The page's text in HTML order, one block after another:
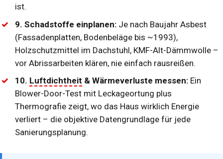
ist.
9. Schadstoffe einplanen:Je nach Baujahr Asbest
(Fassadenplatten, Bodenbeläge bis ~1993),
Holzschutzmittel im Dachstuhl, KMF-Alt-Dämmwolle –
vor Abrissarbeiten klären, nie einfach rausreißen.
10. Luftdichtheit & Wärmeverluste messen:Ein
Blower-Door-Test mit Leckageortung plus
Thermografiezeigt, wo das Haus wirklich Energie
verliert – die objektive Datengrundlage für jede
Sanierungsplanung.